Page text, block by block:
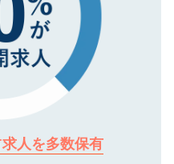
人を多数保有